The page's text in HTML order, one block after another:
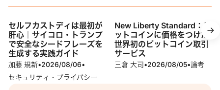
セルフカストディは最初が
肝心｜サイコロ・トランプ
で安全なシードフレーズを
生成する実践ガイド
加藤 規新•2026/08/06•
セキュリティ・プライバシー
New Liberty Standard：ビ
ットコインに価格をつけた
世界初のビットコイン取引
サービス
三倉 大司•2026/08/05•論考